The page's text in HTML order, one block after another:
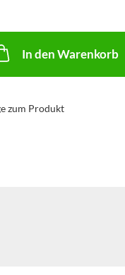
In den Warenkorb
zum Produkt